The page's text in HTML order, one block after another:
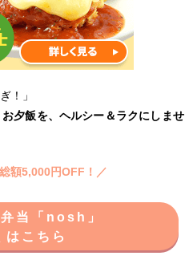
！」
お夕飯を、ヘルシー＆ラクにしませ
額5,000円OFF！／
当「nosh」
はこちら